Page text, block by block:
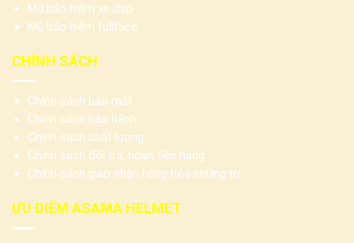
Mũ bảo hiểm xe đạp
Mũ bảo hiểm fullface
CHÍNH SÁCH
Chính sách bảo mật
Chính sách bảo hành
Chính sách chất lượng
Chính sách đổi trả, hoàn tiền hàng
Chính sách giao nhận hàng hóa chứng từ
ƯU ĐIỂM ASAMA HELMET